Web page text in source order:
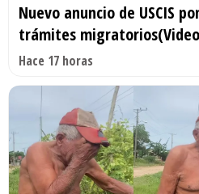
Nuevo anuncio de USCIS
trámites
Hace 17 horas